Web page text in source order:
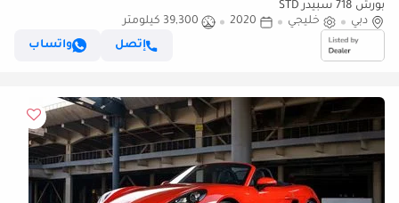
بورش 718 سبيدر STD
دبي
خليجي 2020
39,300 كيلومتر
إتصل
واتساب